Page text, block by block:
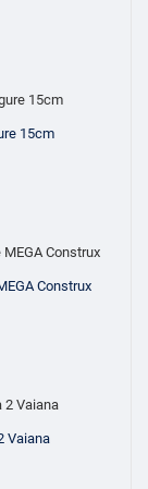
15cm
Construx
Vaiana